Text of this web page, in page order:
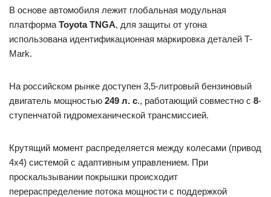
В основе автомобиля лежит глобальная модульная
платформа Toyota TNGA, для защиты от угона
использована идентификационная маркировка деталей T-
Mark.
На российском рынке доступен 3,5-литровый бензиновый
двигатель мощностью 249 л. с., работающий совместно с 8-
ступенчатой гидромеханической трансмиссией.
Крутящий момент распределяется между колесами (привод
4х4) системой с адаптивным управлением. При
проскальзывании покрышки происходит
перераспределение потока мощности с поддержкой